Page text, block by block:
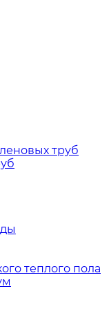
труб
теплого пола